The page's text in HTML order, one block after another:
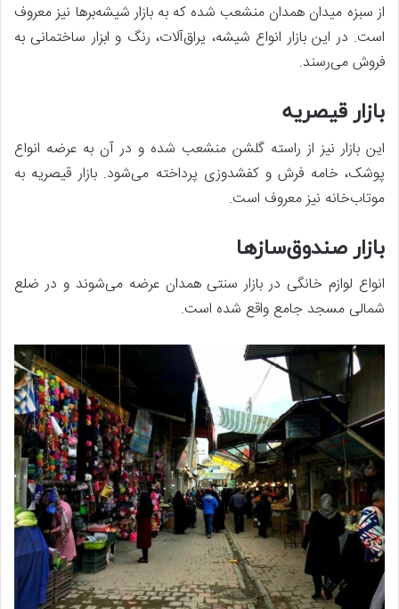
از سبزه میدان همدان منشعب شده که به بازار شیشه‌برها نیز معروف
است. در این بازار انواع شیشه، یراق‌آلات، رنگ و ابزار ساختمانی به
فروش می‌رسند.
بازار قیصریه
این بازار نیز از راسته گلشن منشعب شده و در آن به عرضه انواع
پوشک، خامه فرش و کفشدوزی پرداخته می‌شود. بازار قیصریه به
موتاب‌خانه نیز معروف است.
بازار صندوق‌سازها
انواع لوازم خانگی در بازار سنتی همدان عرضه می‌شوند و در ضلع
شمالی مسجد جامع واقع شده است.